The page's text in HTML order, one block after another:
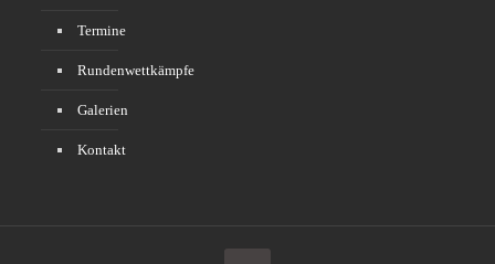
Termine
Rundenwettkämpfe
Galerien
Kontakt